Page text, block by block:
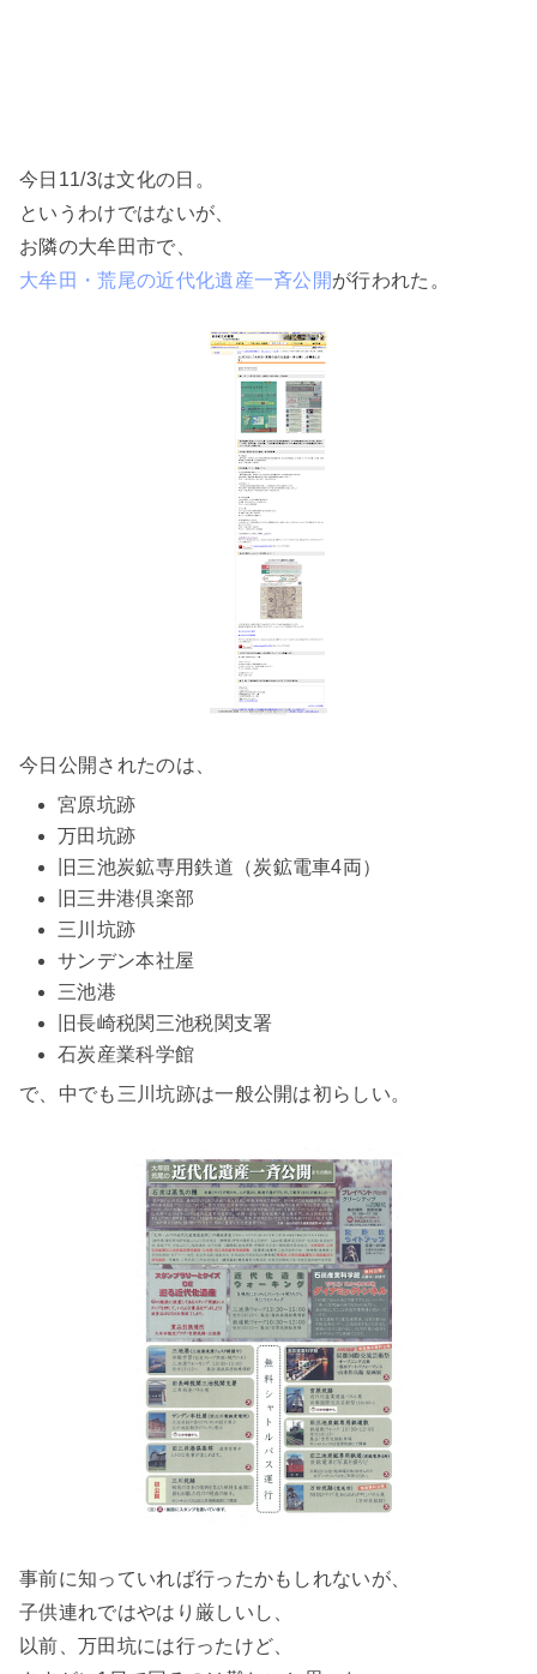
今日11/3は文化の日。
というわけではないが、
お隣の大牟田市で、
大牟田・荒尾の近代化遺産一斉公開が行われた。
今日公開されたのは、
宮原坑跡
万田坑跡
旧三池炭鉱専用鉄道（炭鉱電車4両）
旧三井港倶楽部
三川坑跡
サンデン本社屋
三池港
旧長崎税関三池税関支署
石炭産業科学館
で、中でも三川坑跡は一般公開は初らしい。
事前に知っていれば行ったかもしれないが、
子供連れではやはり厳しいし、
以前、万田坑には行ったけど、